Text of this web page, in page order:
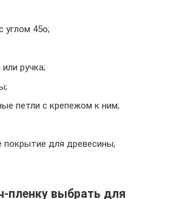
углом 45о;
ручка;
петли с крепежом к ним;
покрытие для древесины;
пленку выбрать для